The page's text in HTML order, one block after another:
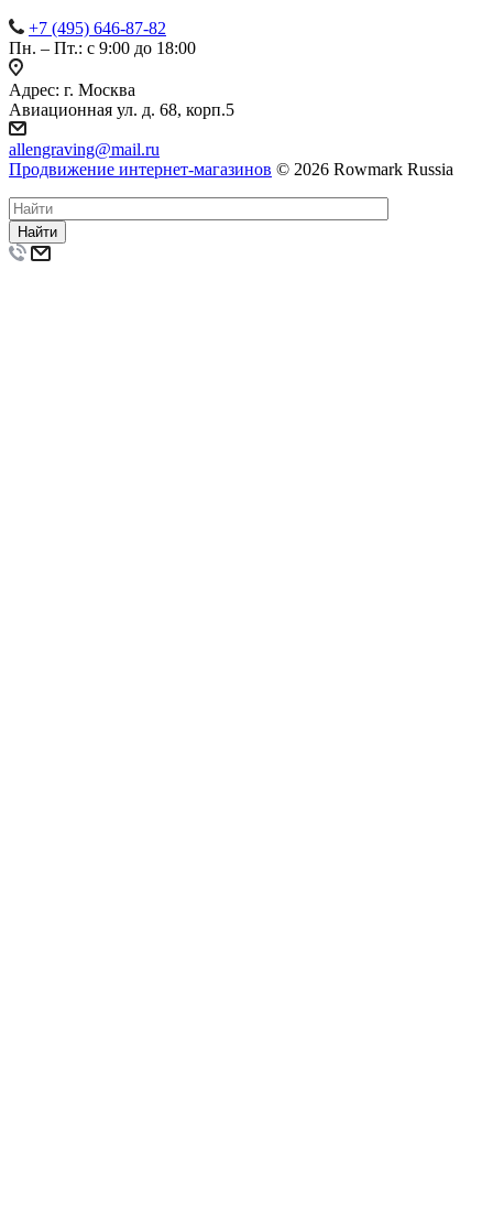
+7 (495) 646-87-82
Пн. – Пт.: с 9:00 до 18:00
Адрес: г. Москва
Авиационная ул. д. 68, корп.5
allengraving@mail.ru
Продвижение интернет-магазинов © 2026 Rowmark Russia
Найти